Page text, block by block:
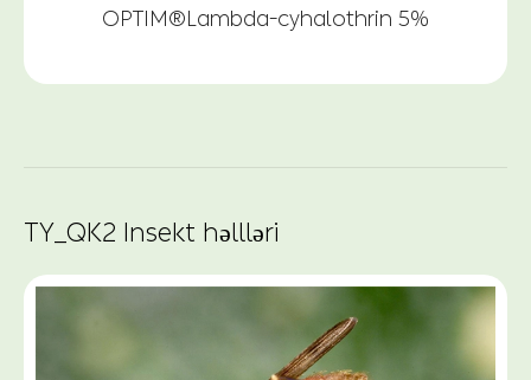
OPTIM®Lambda-cyhalothrin 5%
TY_QK2 Insekt həllləri